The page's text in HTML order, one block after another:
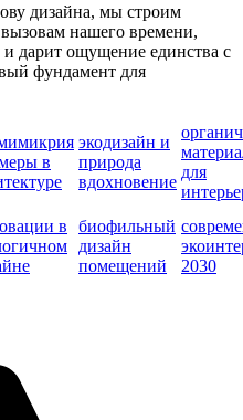
дизайна, мы строим
вызовам нашего времени,
и дарит ощущение единства с
фундамент для
в
экодизайн и
природа
вдохновение
для
в
биофильный
дизайн
помещений
2030